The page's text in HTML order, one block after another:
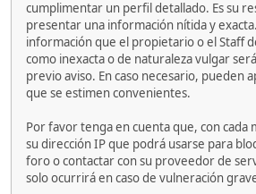
cumplimentar un perfil detallado. Es su
presentar una información nítida y
información que el propietario o el Staff
como inexacta o de naturaleza vulgar
previo aviso. En caso necesario, pueden
que se estimen convenientes.
Por favor tenga en cuenta que, con cada
su dirección IP que podrá usarse para
foro o contactar con su proveedor de
solo ocurrirá en caso de vulneración